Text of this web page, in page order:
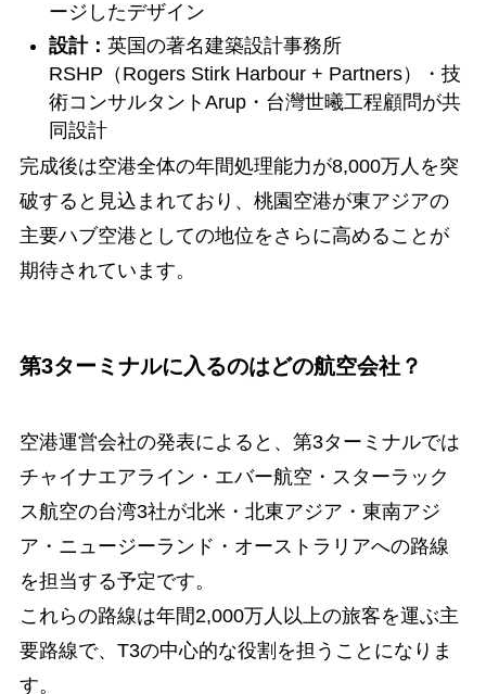
ージしたデザイン
設計： 英国の著名建築設計事務所
RSHP（Rogers Stirk Harbour + Partners）・技
術コンサルタントArup・台灣世曦工程顧問が共
同設計
完成後は空港全体の年間処理能力が8,000万人を突
破すると見込まれており、桃園空港が東アジアの
主要ハブ空港としての地位をさらに高めることが
期待されています。
第3ターミナルに入るのはどの航空会社？
空港運営会社の発表によると、第3ターミナルでは
チャイナエアライン・エバー航空・スターラック
ス航空の台湾3社が北米・北東アジア・東南アジ
ア・ニュージーランド・オーストラリアへの路線
を担当する予定です。
これらの路線は年間2,000万人以上の旅客を運ぶ主
要路線で、T3の中心的な役割を担うことになりま
す。